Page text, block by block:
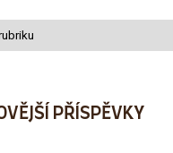
PŘÍSPĚVKY